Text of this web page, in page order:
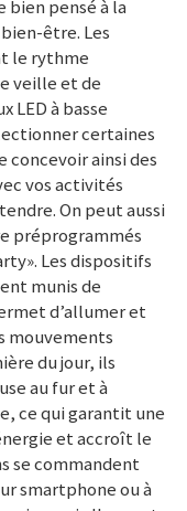
bien pensé à la
être. Les
le rythme
veille et de
LED à basse
certaines
ainsi des
vos activités
On peut aussi
préprogrammés
Les dispositifs
munis de
d’allumer et
mouvements
du jour, ils
au fur et à
ce qui garantit une
et accroît le
se commandent
smartphone ou à